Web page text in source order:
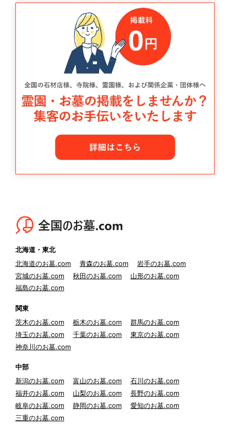
北海道・東北
北海道のお墓.com
青森のお墓.com
岩手のお墓.com
宮城のお墓.com
秋田のお墓.com
山形のお墓.com
福島のお墓.com
関東
茨木のお墓.com
栃木のお墓.com
群馬のお墓.com
埼玉のお墓.com
千葉のお墓.com
東京のお墓.com
神奈川のお墓.com
中部
新潟のお墓.com
富山のお墓.com
石川のお墓.com
福井のお墓.com
山梨のお墓.com
長野のお墓.com
岐阜のお墓.com
静岡のお墓.com
愛知のお墓.com
三重のお墓.com